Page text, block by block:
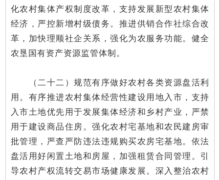
化农村集体产权制度改革，支持发展新型农村集体
经济，严控新增村级债务。推进供销合作社综合改
革，加快理顺社企关系，强化为农服务功能。健全
农垦国有资产资源监管体制。
（二十二）规范有序做好农村各类资源盘活利
用。有序推进农村集体经营性建设用地入市，支持
入市土地优先用于发展集体经济和乡村产业，严禁
用于建设商品住房。强化农村宅基地和农民建房审
批管理，严查严防违法违规购买农房宅基地。依法
盘活用好闲置土地和房屋，加强租赁合同管理。引
导农村产权流转交易市场健康发展。深入整治农村